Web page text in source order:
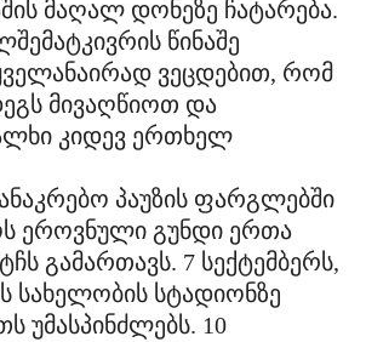
მაღალ დონეზე ჩატარება.
წინაშე
ვეცდებით, რომ
მივაღწიოთ და
კიდევ ერთხელ
პაუზის ფარგლებში
ეროვნული გუნდი ერთა
გამართავს. 7 სექტემბერს,
სახელობის სტადიონზე
უმასპინძლებს. 10